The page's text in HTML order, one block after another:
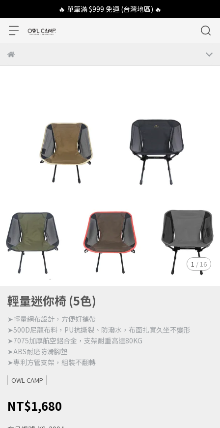
🔥 單筆滿 $999 免運 (台灣地區) 🔥
1 / 16
輕量迷你椅 (5色)
➤輕量網布設計，方便好攜帶
➤500D尼龍布料，PU抗撕裂、防潑水，布面扎實久坐不變形
➤7075加厚航空鋁合金，支架耐重高達80KG
➤ABS耐磨防滑腳墊
➤專利方管支架，組裝不翻轉
OWL CAMP
NT$1,680